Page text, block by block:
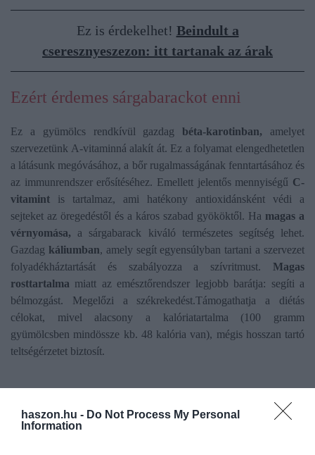
haszon.hu - Do Not Process My Personal
Information
Ez is érdekelhet! Beindult a
cseresznyeszezon: itt tartanak az árak
Ezért érdemes sárgabarackot enni
Ez a gyümölcs rendkívül gazdag béta-karotinban, amelyet
szervezetünk A-vitaminná alakít át. Ez a folyamat elengedhetetlen
a látásunk megóvásához, a bőr rugalmasságának fenntartásához és
az immunrendszer erősítéséhez. Emellett jelentős mennyiségű C-
vitamint is tartalmaz, ami hatékony antioxidánsként védi a
sejteket az öregedéstől és a káros szabad gyököktől. Ha magas a
vérnyomása, a sárgabarack kiváló természetes segítség lehet.
Gazdag káliumban, amely segít egyensúlyban tartani a szervezet
folyadékháztartását és szabályozza a szívritmust. Magas
rosttartalma miatt az emésztőrendszer legjobb barátja: segíti a
bélmozgást. Megelőzi a székrekedést.Támogathatja a diétás
célokat, mivel alacsony a kalóriatartalma (100 gramm
gyümölcsben mindössze kb. 48 kalória van), mégis hosszan tartó
teltségérzetet biztosít.
Olvasd el ezt is!